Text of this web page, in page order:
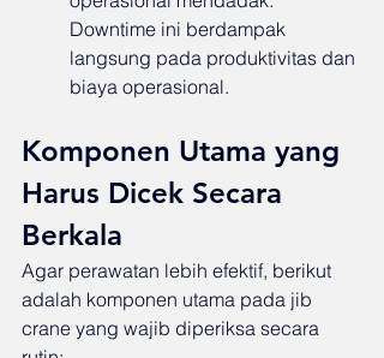
Downtime ini berdampak
langsung pada produktivitas dan
biaya operasional.
Komponen Utama yang
Harus Dicek Secara
Berkala
Agar perawatan lebih efektif, berikut
adalah komponen utama pada jib
crane yang wajib diperiksa secara